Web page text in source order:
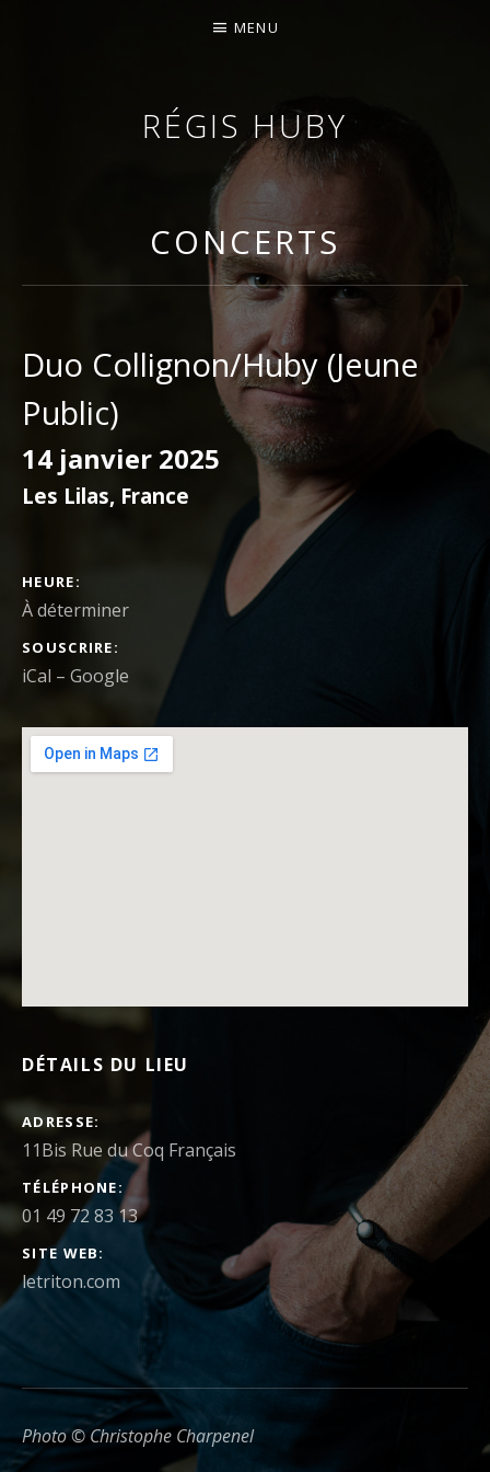
RÉGIS HUBY
VIOLONISTE – IMPROVISATEUR – COMPOSITEUR
MENU
CONCERTS
Duo Collignon/Huby (Jeune
Public)
14 janvier 2025
Les Lilas, France
DÉTAILS DU CONCERT
HEURE
À déterminer
SOUSCRIRE
iCal Google
DÉTAILS DU LIEU
ADRESSE
TÉLÉPHONE
01 49 72 83 13
SITE WEB
letriton.com
Photo © Christophe Charpenel